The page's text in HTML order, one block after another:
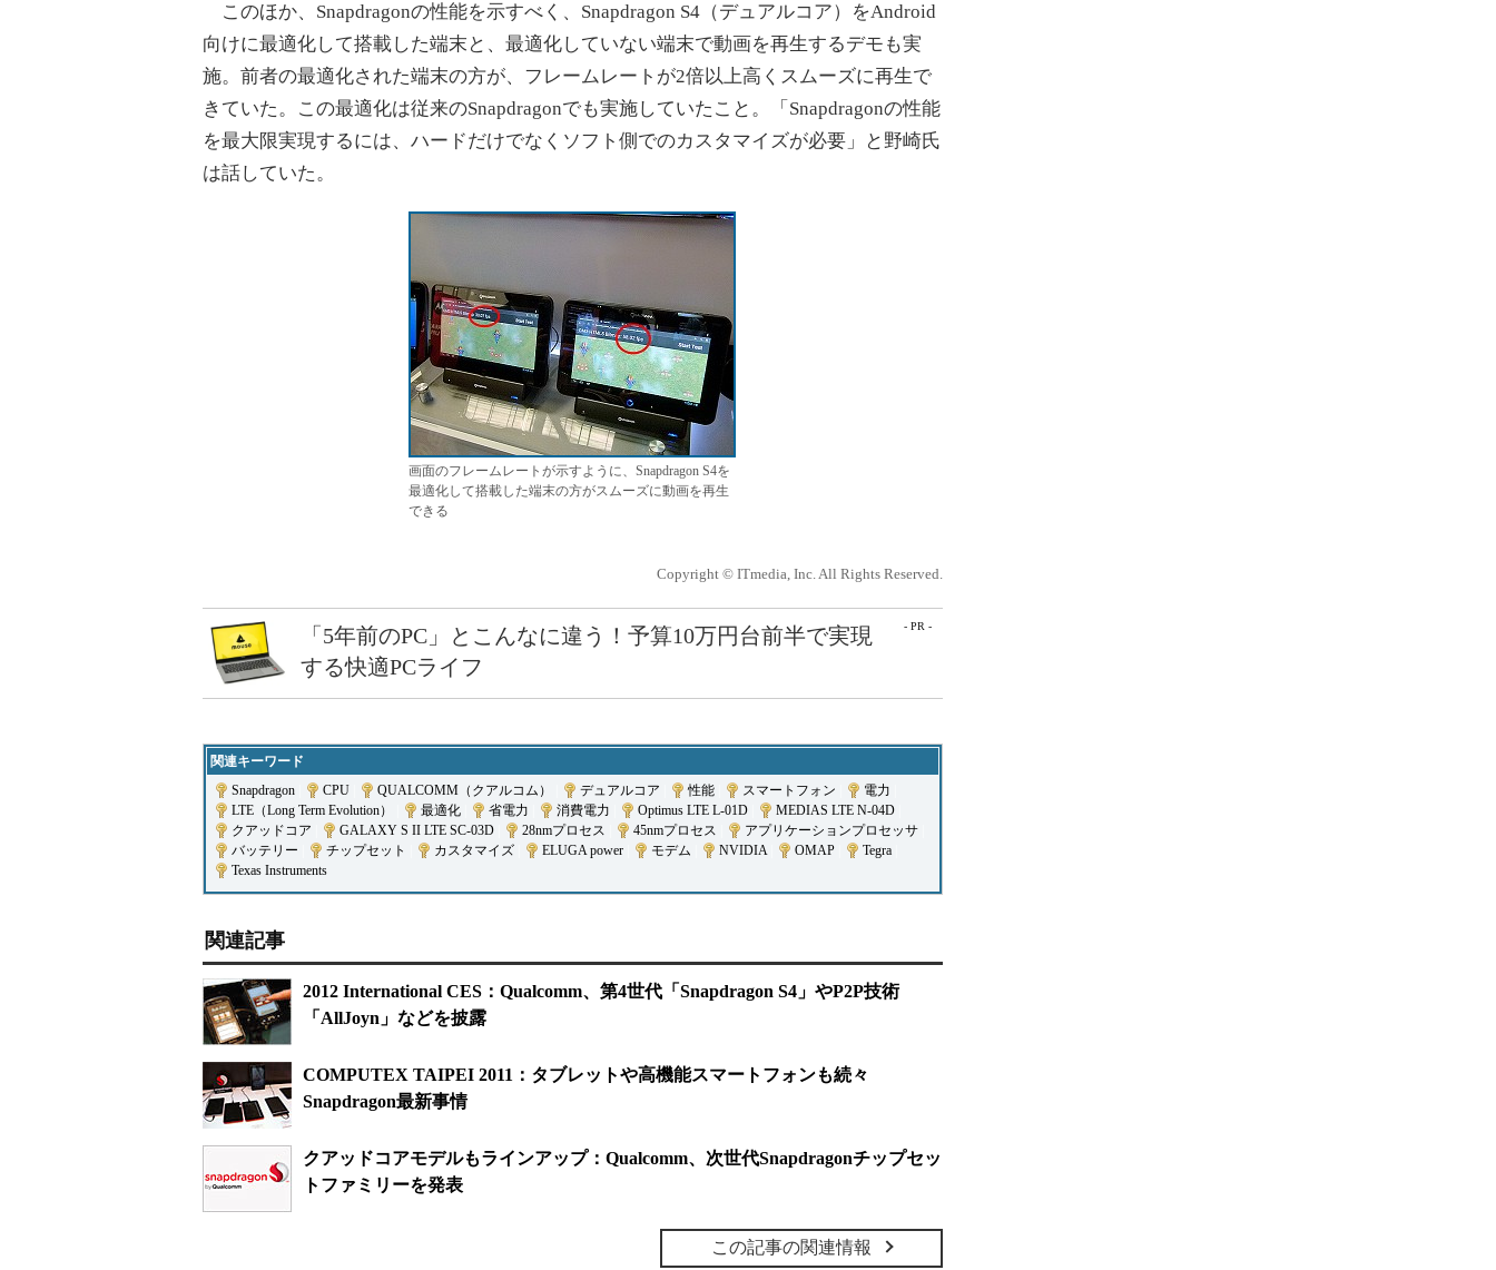
このほか、Snapdragonの性能を示すべく、Snapdragon S4（デュアルコア）をAndroid
向けに最適化して搭載した端末と、最適化していない端末で動画を再生するデモも実
施。前者の最適化された端末の方が、フレームレートが2倍以上高くスムーズに再生で
きていた。この最適化は従来のSnapdragonでも実施していたこと。「Snapdragonの性能
を最大限実現するには、ハードだけでなくソフト側でのカスタマイズが必要」と野崎氏
は話していた。
画面のフレームレートが示すように、Snapdragon S4を
最適化して搭載した端末の方がスムーズに動画を再生
できる
Copyright © ITmedia, Inc. All Rights Reserved.
- PR -
「5年前のPC」とこんなに違う！予算10万円台前半で実現
する快適PCライフ
関連キーワード
Snapdragon
CPU QUALCOMM（クアルコム） デュアルコア 性能 スマートフォン 電力
LTE（Long Term Evolution）
最適化 省電力 消費電力 Optimus LTE L-01D MEDIAS LTE N-04D
クアッドコア
GALAXY S II LTE SC-03D 28nmプロセス 45nmプロセス アプリケーションプロセッサ
バッテリー
チップセット カスタマイズ ELUGA power モデム NVIDIA| OMAP Tegra
Texas Instruments
関連記事
2012 International CES：Qualcomm、第4世代「Snapdragon S4」やP2P技術
「AllJoyn」などを披露
COMPUTEX TAIPEI 2011：タブレットや高機能スマートフォンも続々
Snapdragon最新事情
クアッドコアモデルもラインアップ：Qualcomm、次世代Snapdragonチップセッ
トファミリーを発表
この記事の関連情報